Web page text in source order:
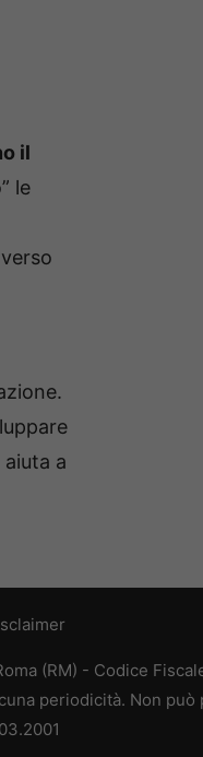
il
le
a
(RM) - Codice
periodicità. Non